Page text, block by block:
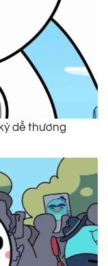
dễ thương